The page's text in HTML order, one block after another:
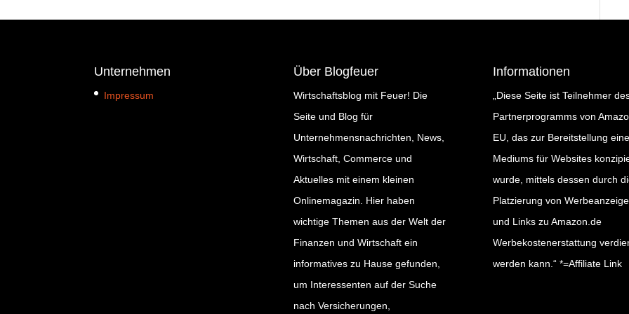
Unternehmen
Impressum
Über Blogfeuer
Wirtschaftsblog mit Feuer! Die
Seite und Blog für
Unternehmensnachrichten, News,
Wirtschaft, Commerce und
Aktuelles mit einem kleinen
Onlinemagazin. Hier haben
wichtige Themen aus der Welt der
Finanzen und Wirtschaft ein
informatives zu Hause gefunden,
um Interessenten auf der Suche
nach Versicherungen,
Informationen
„Diese Seite ist Teilnehmer
Partnerprogramms von
EU, das zur Bereitstellung
Mediums für Websites
wurde, mittels dessen durch
Platzierung von
und Links zu Amazon.de
Werbekostenerstattung
werden kann.“ *=Affiliate Link